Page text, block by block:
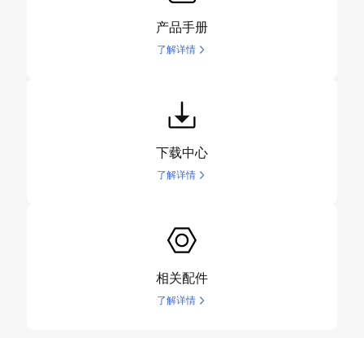
产品手册
了解详情
下载中心
了解详情
相关配件
了解详情